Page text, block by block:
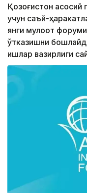
Қозоғистон асосий
учун саъй-
янги мулоқот
ўтказишни
ишлар вазирлиги